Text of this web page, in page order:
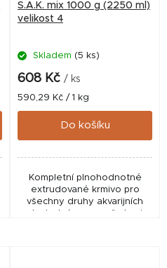
S.A.K. mix 1000 g (2250 ml)
velikost 4
Skladem (5 ks)
608 Kč / ks
Měrná
cena:
590,29 Kč / 1 kg
Do košíku
Kompletní plnohodnotné
extrudované krmivo pro
všechny druhy akvarijních